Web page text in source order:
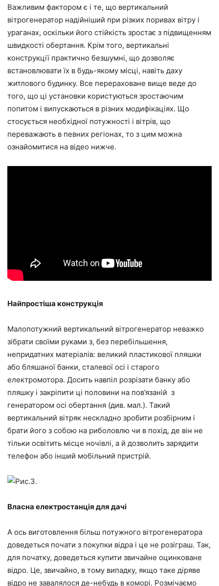
Важливим фактором є і те, що вертикальний
вітрогенератор надійніший при різких поривах вітру і
ураганах, оскільки його стійкість зростає з підвищенням
швидкості обертання. Крім того, вертикальні
конструкції практично безшумні, що дозволяє
встановлювати їх в будь-якому місці, навіть даху
житлового будинку. Все перераховане вище веде до
того, що ці установки користуються зростаючим
попитом і випускаються в різних модифікаціях. Що
стосується необхідної потужності і вітрів, що
переважають в певних регіонах, то з цим можна
ознайомитися на відео нижче.
Найпростіша конструкція
Малопотужний вертикальний вітрогенератор неважко
зібрати своїми руками з, без перебільшення,
непридатних матеріалів: великий пластикової пляшки
або бляшаної банки, сталевої осі і старого
електромотора. Досить навпіл розрізати банку або
пляшку і закріпити ці половини на пов’язаній з
генератором осі обертання (див. мал.). Такий
вертикальний вітряк нескладно зробити розбірним і
брати його з собою на риболовлю чи в похід, де він не
тільки освітить місце ночівлі, а й дозволить зарядити
телефон або інший мобільний пристрій.
Власна електростанція для дачі
А ось виготовлення більш потужного вітрогенератора
доведеться почати з покупки відра і це не розіграш. Так,
для початку, доведеться купити звичайне оцинковане
відро. Це, звичайно, в тому випадку, якщо таке діряве
відро не завалялося де-небудь в коморі. Розмічаємо